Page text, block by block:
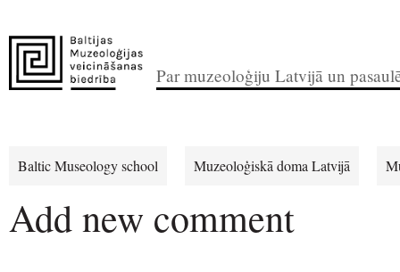
Par muzeoloģiju Latvijā un
Baltic Museology school Muzeoloģiskā doma Latvijā
Add new comment